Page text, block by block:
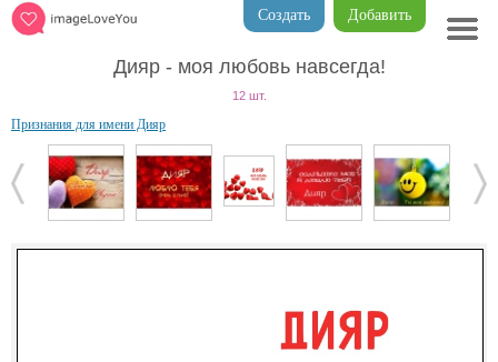
Добавить
Создать
Дияр - моя любовь навсегда!
12 шт.
Признания для имени Дияр